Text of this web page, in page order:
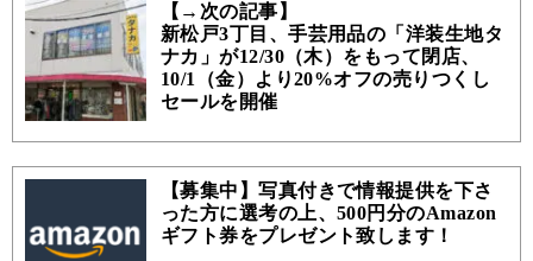
【→次の記事】
新松戸3丁目、手芸用品の「洋装生地タ
ナカ」が12/30（木）をもって閉店、
10/1（金）より20%オフの売りつくし
セールを開催
【募集中】写真付きで情報提供を下さ
った方に選考の上、500円分のAmazon
ギフト券をプレゼント致します！